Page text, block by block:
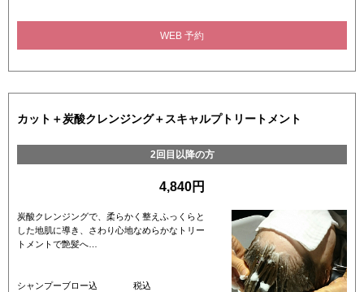
WEB 予約
カット＋炭酸クレンジング＋スキャルプトリートメント
2回目以降の方
4,840円
炭酸クレンジングで、柔らかく整えふっくらと
した地肌に導き、さわり心地なめらかなトリー
トメントで艶髪へ…
シャンプーブロー込 税込